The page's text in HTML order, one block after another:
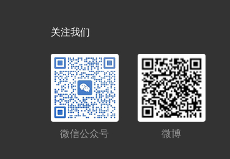
关注我们
微信公众号 微博